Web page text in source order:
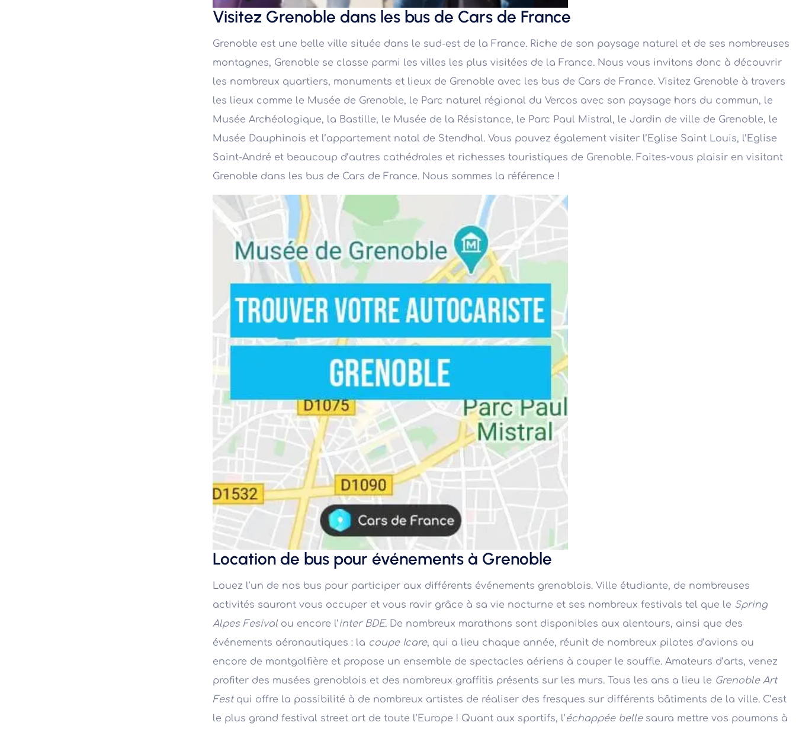
Visitez Grenoble dans les bus de Cars de France
Grenoble est une belle ville située dans le sud-est de la France. Riche de son paysage naturel et de ses nombreuses
montagnes, Grenoble se classe parmi les villes les plus visitées de la France. Nous vous invitons donc à découvrir
les nombreux quartiers, monuments et lieux de Grenoble avec les bus de Cars de France. Visitez Grenoble à travers
les lieux comme le Musée de Grenoble, le Parc naturel régional du Vercos avec son paysage hors du commun, le
Musée Archéologique, la Bastille, le Musée de la Résistance, le Parc Paul Mistral, le Jardin de ville de Grenoble, le
Musée Dauphinois et l’appartement natal de Stendhal. Vous pouvez également visiter l’Eglise Saint Louis, l’Eglise
Saint-André et beaucoup d’autres cathédrales et richesses touristiques de Grenoble. Faites-vous plaisir en visitant
Grenoble dans les bus de Cars de France. Nous sommes la référence !
Location de bus pour événements à Grenoble
Louez l’un de nos bus pour participer aux différents événements grenoblois. Ville étudiante, de nombreuses
activités sauront vous occuper et vous ravir grâce à sa vie nocturne et ses nombreux festivals tel que le Spring
Alpes Fesivalou encore l’inter BDE. De nombreux marathons sont disponibles aux alentours, ainsi que des
événements aéronautiques : la coupe Icare, qui a lieu chaque année, réunit de nombreux pilotes d’avions ou
encore de montgolfière et propose un ensemble de spectacles aériens à couper le souffle. Amateurs d’arts, venez
profiter des musées grenoblois et des nombreux graffitis présents sur les murs. Tous les ans a lieu le Grenoble Art
Festqui offre la possibilité à de nombreux artistes de réaliser des fresques sur différents bâtiments de la ville. C’est
le plus grand festival street art de toute l’Europe ! Quant aux sportifs, l’échappée bellesaura mettre vos poumons à